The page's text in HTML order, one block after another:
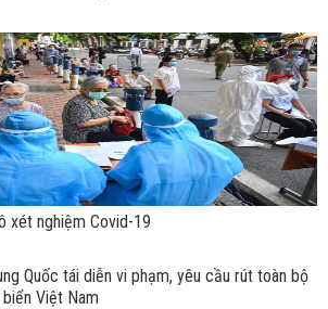
xét nghiệm Covid-19
Quốc tái diễn vi phạm, yêu cầu rút toàn bộ
Việt Nam